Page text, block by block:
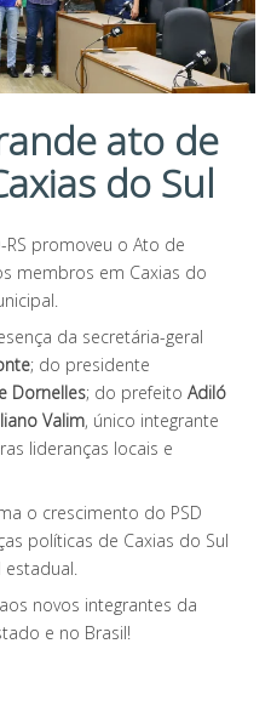
ato de
do Sul
RS promoveu o Ato de
membros em Caxias do
da secretária-geral
; do presidente
Dornelles; do prefeito Adiló
Valim, único integrante
lideranças locais e
o crescimento do PSD
políticas de Caxias do Sul
estadual.
novos integrantes da
e no Brasil!